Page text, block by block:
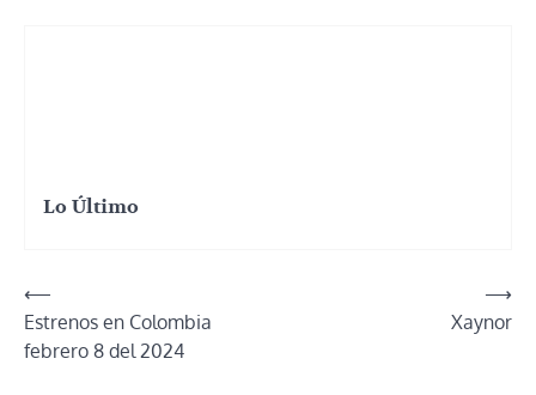
Lo Último
Navegación
de
⟵
Estrenos en Colombia
febrero 8 del 2024
Xaynor
⟶